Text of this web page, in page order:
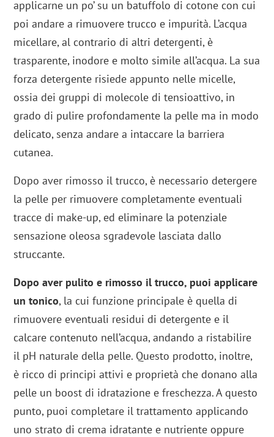
applicarne un po’ su un batuffolo di cotone con cui
poi andare a rimuovere trucco e impurità. L’acqua
micellare, al contrario di altri detergenti, è
trasparente, inodore e molto simile all’acqua. La sua
forza detergente risiede appunto nelle micelle,
ossia dei gruppi di molecole di tensioattivo, in
grado di pulire profondamente la pelle ma in modo
delicato, senza andare a intaccare la barriera
cutanea.
Dopo aver rimosso il trucco, è necessario detergere
la pelle per rimuovere completamente eventuali
tracce di make-up, ed eliminare la potenziale
sensazione oleosa sgradevole lasciata dallo
struccante.
Dopo aver pulito e rimosso il trucco, puoi applicare
un tonico, la cui funzione principale è quella di
rimuovere eventuali residui di detergente e il
calcare contenuto nell’acqua, andando a ristabilire
il pH naturale della pelle. Questo prodotto, inoltre,
è ricco di principi attivi e proprietà che donano alla
pelle un boost di idratazione e freschezza. A questo
punto, puoi completare il trattamento applicando
uno strato di crema idratante e nutriente oppure